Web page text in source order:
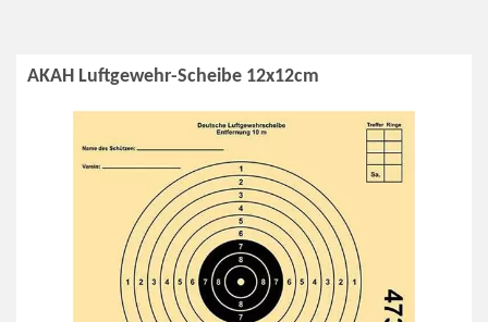
AKAH Luftgewehr-Scheibe 12x12cm